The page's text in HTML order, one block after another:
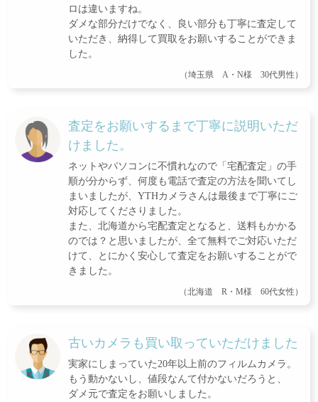
ロは違いますね。
ダメな部分だけでなく、良い部分も丁寧に査定して
いただき、納得して買取をお願いすることができま
した。
（埼玉県 A・N様 30代男性）
査定をお願いするまで丁寧に説明いただ
けました。
ネットやパソコンに不慣れなので「宅配査定」の手
順が分からず、何度も電話で査定の方法を聞いてし
まいましたが、YTHカメラさんは最後まで丁寧にご
対応してくださりました。
また、北海道から宅配査定となると、送料もかかる
のでは？と思いましたが、全て無料でご対応いただ
けて、とにかく安心して査定をお願いすることがで
きました。
（北海道 R・M様 60代女性）
古いカメラも買い取っていただけました
実家にしまっていた20年以上前のフィルムカメラ。
もう動かないし、値段なんて付かないだろうと、
ダメ元で査定をお願いしました。